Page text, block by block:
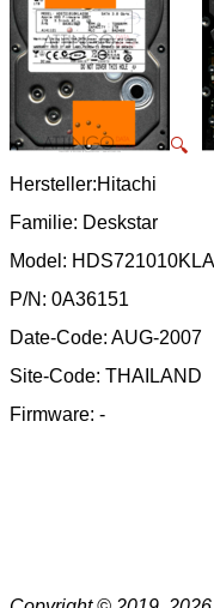
🔍
Hersteller:Hitachi
Familie: Deskstar
Model:
P/N: 0A36151
Date-Code: AUG-2007
Site-Code: THAILAND
Firmware: -